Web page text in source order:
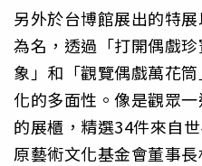
另外於台博館展出的特展
為名，透過「打開偶戲
象」和「觀覽偶戲萬花
化的多面性。像是觀眾
的展櫃，精選34件來自
原藝術文化基金會董事